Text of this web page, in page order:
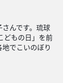
んです。琉球
どもの日」を前
でこいのぼり